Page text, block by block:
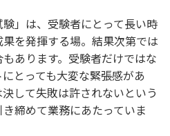
」は、受験者にとって長い時
を発揮する場。結果次第では
あります。受験者だけではな
とっても大変な緊張感があ
して失敗は許されないという
締めて業務にあたっていま